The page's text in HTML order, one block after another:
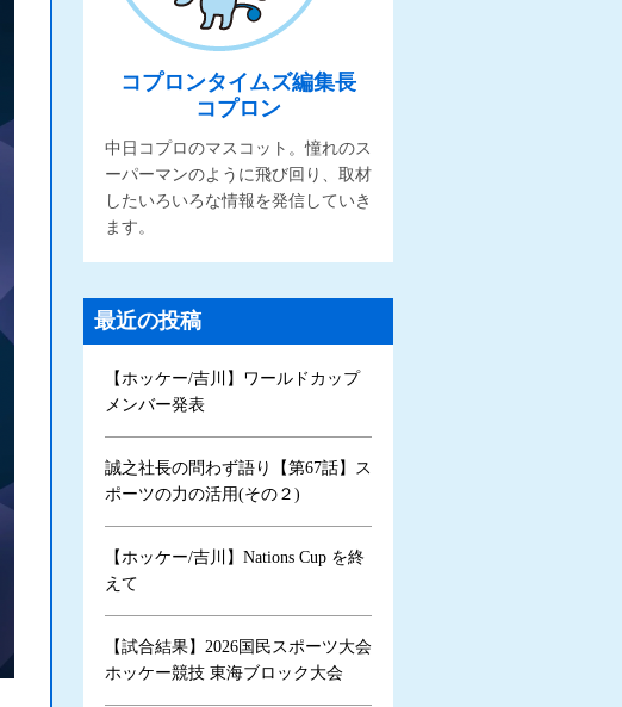
コプロンタイムズ編集長
コプロン
中日コプロのマスコット。憧れのス
ーパーマンのように飛び回り、取材
したいろいろな情報を発信していき
ます。
最近の投稿
【ホッケー/吉川】ワールドカップ
メンバー発表
誠之社長の問わず語り【第67話】ス
ポーツの力の活用(その２)
【ホッケー/吉川】Nations Cup を終
えて
【試合結果】2026国民スポーツ大会
ホッケー競技 東海ブロック大会